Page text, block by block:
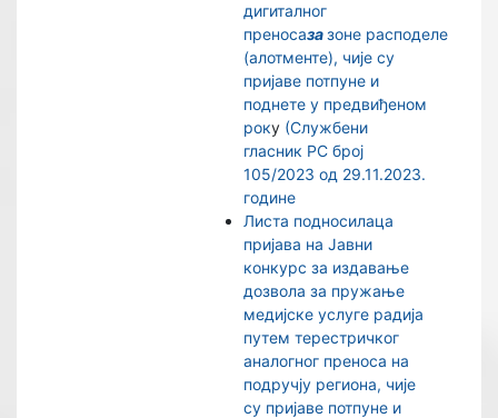
дигиталног
преносазазоне расподеле
(алотменте), чије су
пријаве потпуне и
поднете у предвиђеном
року (Службени
гласник РС број
105/2023 од 29.11.2023.
године
Листа подносилаца
пријава на Јавни
конкурс за издавање
дозвола за пружање
медијске услуге радија
путем терестричког
аналогног преноса на
подручју региона, чије
су пријаве потпуне и